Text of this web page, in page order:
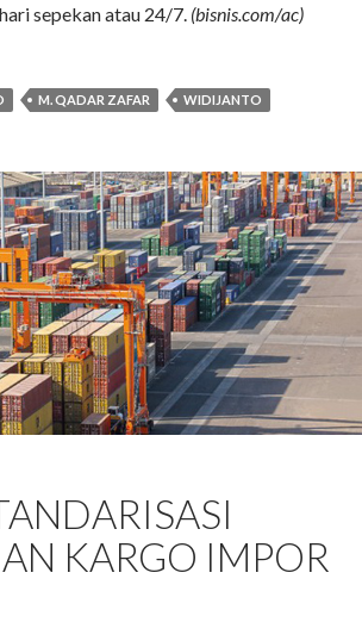
sepekan atau 24/7. (bisnis.com/ac)
M. QADAR ZAFAR WIDIJANTO
KARGO IMPOR